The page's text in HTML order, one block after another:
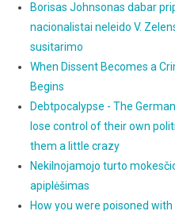
Borisas Johnsonas dabar
nacionalistai neleido V.
susitarimo
When Dissent Becomes a
Begins
Debtpocalypse - The
lose control of their own
them a little crazy
Nekilnojamojo turto
apiplėšimas
How you were poisoned